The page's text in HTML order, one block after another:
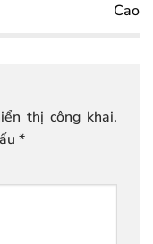
Cao
thị công khai.
*